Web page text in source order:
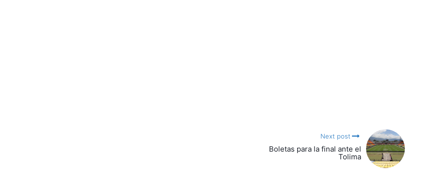
Next post
Boletas para la final ante el
Tolima